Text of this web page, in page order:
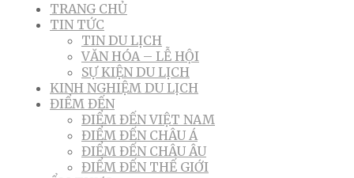
TRANG CHỦ
TIN TỨC
TIN DU LỊCH
VĂN HÓA – LỄ HỘI
SỰ KIỆN DU LỊCH
KINH NGHIỆM DU LỊCH
ĐIỂM ĐẾN
ĐIỂM ĐẾN VIỆT NAM
ĐIỂM ĐẾN CHÂU Á
ĐIỂM ĐẾN CHÂU ÂU
ĐIỂM ĐẾN THẾ GIỚI